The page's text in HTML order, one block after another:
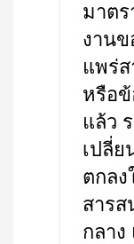
มาต
งานข
แพร่
หรือ
แล้ว
เปลี่
ตกลง
สาร
กลาง